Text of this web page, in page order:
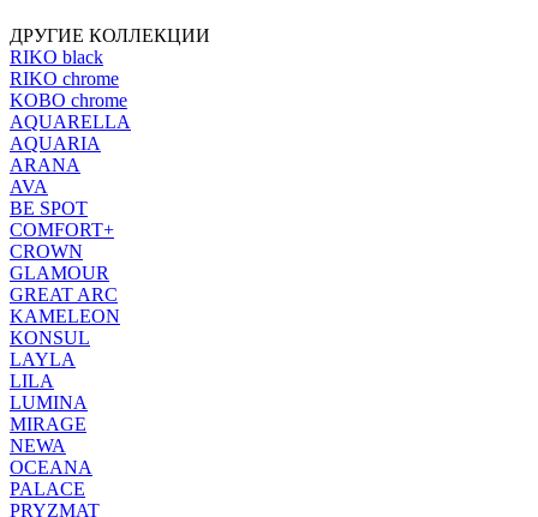
ДРУГИЕ КОЛЛЕКЦИИ
RIKO black
RIKO chrome
KOBO chrome
AQUARELLA
AQUARIA
ARANA
AVA
BE SPOT
COMFORT+
CROWN
GLAMOUR
GREAT ARC
KAMELEON
KONSUL
LAYLA
LILA
LUMINA
MIRAGE
NEWA
OCEANA
PALACE
PRYZMAT